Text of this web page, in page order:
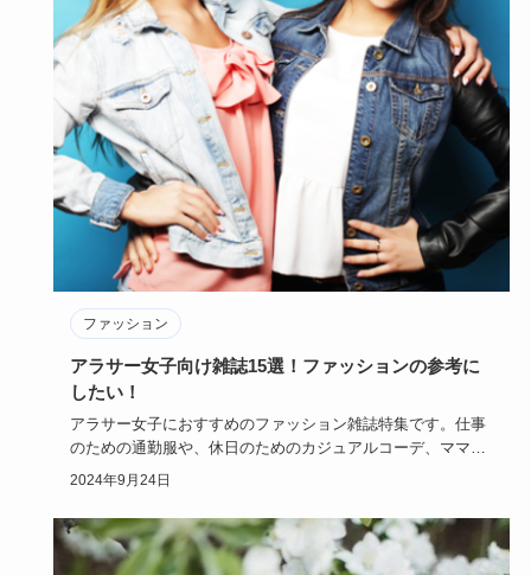
ファッション
アラサー女子向け雑誌15選！ファッションの参考に
したい！
アラサー女子におすすめのファッション雑誌特集です。仕事
のための通勤服や、休日のためのカジュアルコーデ、ママや
主婦にぴったり…
2024年9月24日